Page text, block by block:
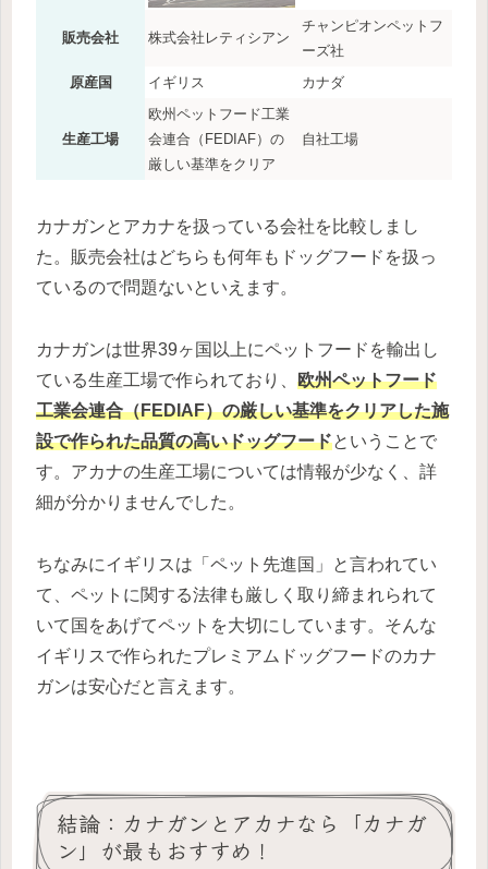
販売会社 株式会社レティシアン
チャンピオンペットフ
ーズ社
原産国
イギリス カナダ
生産工場
欧州ペットフード工業
会連合（FEDIAF）の
厳しい基準をクリア
自社工場
カナガンとアカナを扱っている会社を比較しまし
た。販売会社はどちらも何年もドッグフードを扱っ
ているので問題ないといえます。
カナガンは世界39ヶ国以上にペットフードを輸出し
ている生産工場で作られており、 欧州ペットフード
工業会連合（FEDIAF）の厳しい基準をクリアした施
設で作られた品質の高いドッグフードということで
す。アカナの生産工場については情報が少なく、詳
細が分かりませんでした。
ちなみにイギリスは「ペット先進国」と言われてい
て、ペットに関する法律も厳しく取り締まれられて
いて国をあげてペットを大切にしています。そんな
イギリスで作られたプレミアムドッグフードのカナ
ガンは安心だと言えます。
結論：カナガンとアカナなら「カナガ
ン」が最もおすすめ！